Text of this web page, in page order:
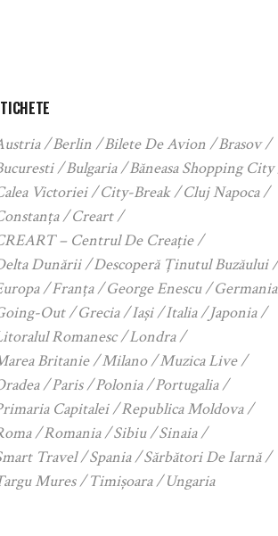
Berlin Bilete De Avion
Brasov
Bulgaria
Băneasa Shopping City
Victoriei
City-Break
Cluj Napoca
Creart
– Centrul De Creație
Dunării
Descoperă Ținutul Buzăului
Franța George Enescu
Germania
Out
Grecia Iași Italia
Japonia
Romanesc
Londra
Britanie
Milano
Muzica Live
Paris Polonia
Portugalia
Capitalei
Republica Moldova
Romania Sibiu
Sinaia
Travel
Spania
Sărbători De Iarnă
Mures
Timișoara Ungaria